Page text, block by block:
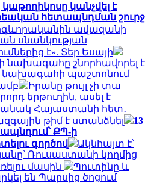
կանչվել է
հետապնդման շուրջ
ավազանի
սնանկության
է». Տեր Եսայի
նախագահը շնորհավորել է
նախագահի պաշտոնում
Իրանը թույլ չի տա
երթուղին, ասել է
Հայաստանի հետ․
թիմ է ստանձնել
13
ՔՊ-ի
գործով
Ակնհայտ է՝
Ռուսաստանի կողմից
մասին
Պուտինը և
են Պարսից ծոցում